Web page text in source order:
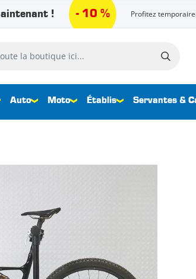
! - 10 % Profitez
la boutique ici...
Auto Moto Établis Servantes &